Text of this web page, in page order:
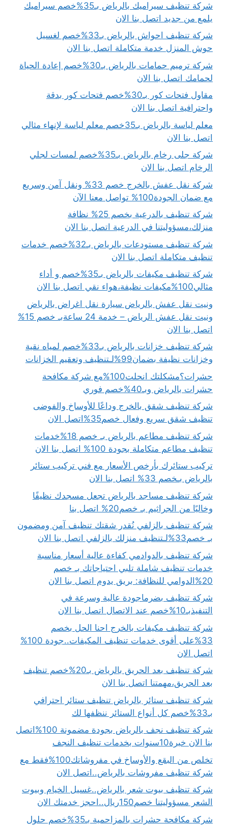
شركة تنظيف سيراميك بالرياض بـ35%خصم سيراميك
يلمع من جديد اتصل بنا الان
شركة تنظيف احواش بالرياض بـ33%خصم لغسيل
حوش المنزل خدمة متكاملة اتصل بنا الان
شركة ترميم حمامات بالرياض بـ30%خصم إعادة الحياة
لحمامك اتصل بنا الان
مقاول فتحات كور بـ30%خصم فتحات كور بدقة
واحترافية اتصل بنا الان
معلم لياسة بالرياض بـ35خصم معلم لياسة لإنهاء مثالي
اتصل بنا الان
شركة جلى رخام بالرياض بـ35%خصم لمسات لجلي
الرخام اتصل بنا الان
شركة نقل عفش بالخرج خصم 33% ونقل آمن وسريع
مع ضمان الجودة100% تواصل معنا الآن
شركة تنظيف بالدرعية بخصم 25% نظافة
منزلك،مسؤوليتنا في الدرعية اتصل بنا الان
شركة تنظيف مستودعات بالرياض بـ32%خصم خدمات
تنظيف متكاملة اتصل بنا الان
شركة تنظيف مكيفات بالرياض بـ35%خصم و أداء
مثالي100%مكيفات نظيفة،هواء نقي اتصل بنا الان
ونيت نقل عفش بالرياض سيارة نقل اغراض بالرياض
ونيت نقل عفش الرياض – خدمة 24 ساعةبـ خصم 15%
اتصل بنا الان
شركة تنظيف خزانات بالرياض بـ33%خصم لمياه نقية
وخزانات نظيفة بضمان99%لـتنظيف وتعقيم الخزانات
حشرات؟مشكلتك انحلت100%مع شركة مكافحة
حشرات بالرياض وبـ40%خصم فوري
شركة تنظيف شقق بالخرج وداعًا للأوساخ والفوضى
تنظيف شقق سريع وفعال خصم35%اتصل الان
شركة تنظيف مطاعم بالرياض بـ خصم 18%خدمات
تنظيف مطاعم متكاملة بجودة 100% اتصل بنا الان
تركيب ستائرك بأرخص الأسعار مع فني تركيب ستائر
بالرياض بـخصم 33% اتصل بنا الان
شركة تنظيف مساجد بالرياض تجعل مسجدك نظيفًا
وخاليًا من الجراثيم بـ خصم20% اتصل بنا
شركة تنظيف بالزلفي نُقدر شقتك تنظيف آمن ومضمون
بـ خصم33%لـتنظيف منزلك بالزلفي اتصل بنا الان
شركة تنظيف بالدوادمي كفاءة عالية أسعار مناسبة
خدمات تنظيف شاملة تلبي احتياجاتك بـ خصم
20%الدوامي للنظافة: بريق يدوم اتصل بنا الان
شركة تنظيف بضرماجودة عالية وسرعة في
التنفيذبـ10%خصم عند الاتصال اتصل بنا الان
شركة تنظيف مكيفات بالخرج احنا الحل بخصم
33%على أقوى خدمات تنظيف المكيفات..جودة 100%
اتصل الان
شركة تنظيف بعد الحريق بالرياض بـ20%خصم تنظيف
بعد الحريق،مهمتنا اتصل بنا الان
شركة تنظيف ستائر بالرياض تنظيف ستائر احترافي
بـ33%خصم كل أنواع الستائر ننظفها لك
شركة تنظيف نجف بالرياض بجودة مضمونة 100%اتصل
بنا الان خبرة10سنوات بخدمات تنظيف النجف
تخلص من البقع والأوساخ في مفروشاتك100%فقط مع
شركة تنظيف مفروشات بالرياض..اتصل الان
شركة تنظيف بيوت شعر بالرياض..غسيل الخيام وبيوت
الشعر مسؤوليتنا خصم150ريال..احجز خدمتك الان
شركة مكافحة حشرات بالمزاحمية بـ35%خصم حلول